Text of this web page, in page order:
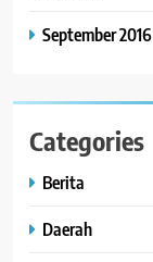
September 2016
Categories
Berita
Daerah